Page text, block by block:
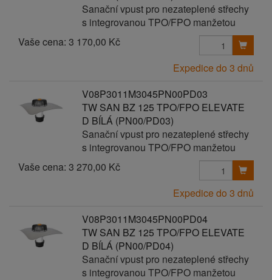
Sanační vpust pro nezateplené střechy
s integrovanou TPO/FPO manžetou
Vaše cena: 3 170,00 Kč
Expedice do 3 dnů
V08P3011M3045PN00PD03
TW SAN BZ 125 TPO/FPO ELEVATE
D BÍLÁ (PN00/PD03)
Sanační vpust pro nezateplené střechy
s integrovanou TPO/FPO manžetou
Vaše cena: 3 270,00 Kč
Expedice do 3 dnů
V08P3011M3045PN00PD04
TW SAN BZ 125 TPO/FPO ELEVATE
D BÍLÁ (PN00/PD04)
Sanační vpust pro nezateplené střechy
s integrovanou TPO/FPO manžetou